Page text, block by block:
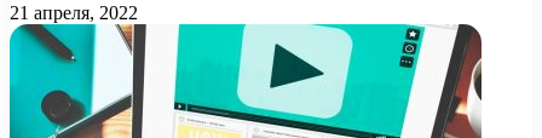
21 апреля, 2022